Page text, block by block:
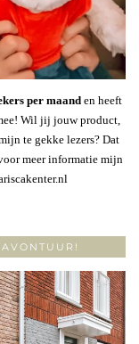
per maanden heeft
Wil jij jouw product,
te gekke lezers? Dat
meer informatie mijn